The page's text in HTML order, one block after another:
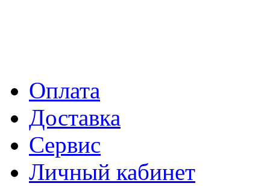
Оплата
Доставка
Сервис
Личный кабинет